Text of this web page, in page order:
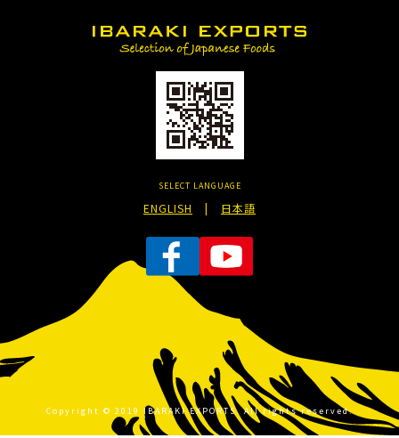
SELECT LANGUAGE
ENGLISH | 日本語
Copyright © 2019 IBARAKI EXPORTS. All rights reserved.